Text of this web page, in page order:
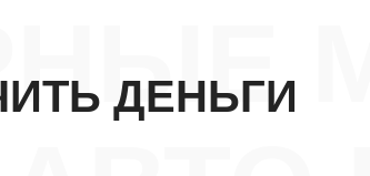
ДЕНЬГИ